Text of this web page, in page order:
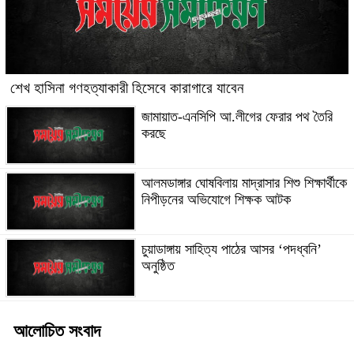
শেখ হাসিনা গণহত্যাকারী হিসেবে কারাগারে যাবেন
জামায়াত-এনসিপি আ.লীগের ফেরার পথ তৈরি
করছে
আলমডাঙ্গার ঘোষবিলায় মাদ্রাসার শিশু শিক্ষার্থীকে
নিপীড়নের অভিযোগে শিক্ষক আটক
চুয়াডাঙ্গায় সাহিত্য পাঠের আসর ‘পদধ্বনি’
অনুষ্ঠিত
আলোচিত সংবাদ